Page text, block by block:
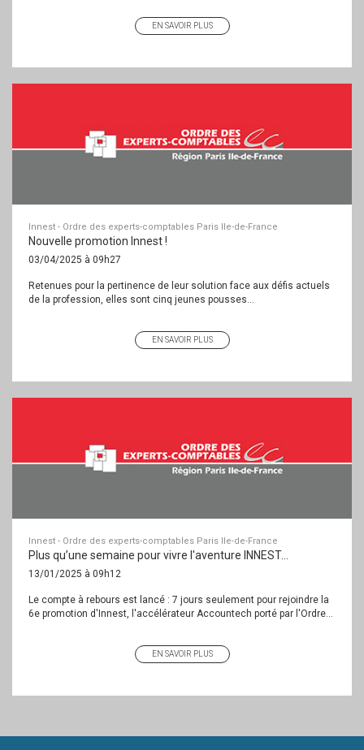
EN SAVOIR PLUS
Innest - Ordre des experts-comptables Paris Ile-de-France
Nouvelle promotion Innest !
03/04/2025 à 09h27
Retenues pour la pertinence de leur solution face aux défis actuels
de la profession, elles sont cinq jeunes pousses...
EN SAVOIR PLUS
Innest - Ordre des experts-comptables Paris Ile-de-France
Plus qu’une semaine pour vivre l'aventure INNEST…
13/01/2025 à 09h12
Le compte à rebours est lancé : 7 jours seulement pour rejoindre la
6e promotion d'Innest, l'accélérateur Accountech porté par l'Ordre...
EN SAVOIR PLUS